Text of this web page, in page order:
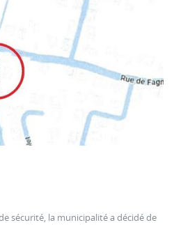
sécurité, la municipalité a décidé de